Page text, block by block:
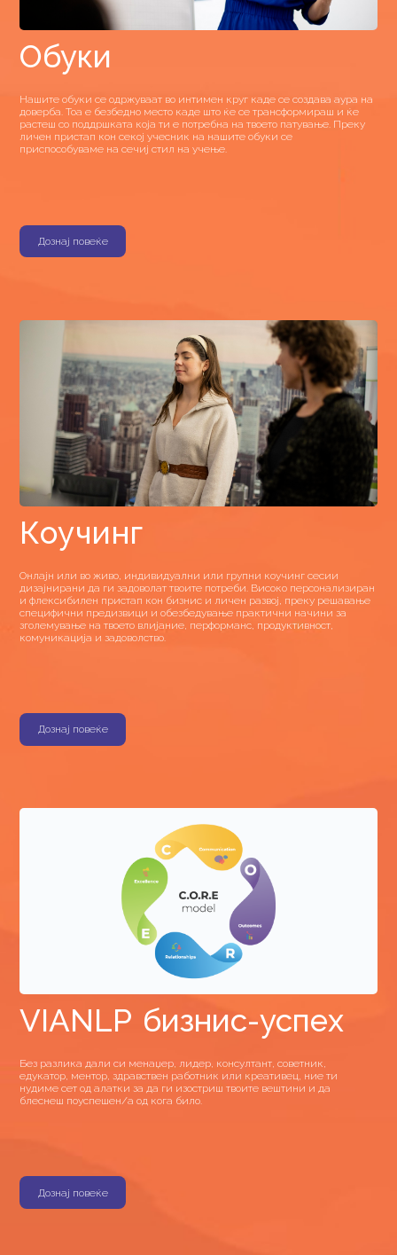
Обуки
Нашите обуки се одржуваат во интимен круг каде се создава аура на
доверба. Тоа е безбедно место каде што ќе се трансформираш и ќе
растеш со поддршката која ти е потребна на твоето патување. Преку
личен пристап кон секој учесник на нашите обуки се
приспособуваме на сечиј стил на учење.
Дознај повеќе
Коучинг
Онлајн или во живо, индивидуални или групни коучинг сесии
дизајнирани да ги задоволат твоите потреби. Високо персонализиран
и флексибилен пристап кон бизнис и личен развој, преку решавање
специфични предизвици и обезбедување практични начини за
зголемување на твоето влијание, перформанс, продуктивност,
комуникација и задоволство.
Дознај повеќе
VIANLP бизнис-успех
Без разлика дали си менаџер, лидер, консултант, советник,
едукатор, ментор, здравствен работник или креативец, ние ти
нудиме сет од алатки за да ги изостриш твоите вештини и да
блеснеш поуспешен/а од кога било.
Дознај повеќе